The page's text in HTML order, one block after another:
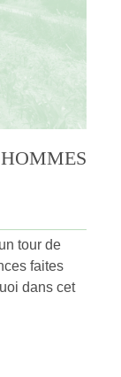
tour de
faites
dans cet